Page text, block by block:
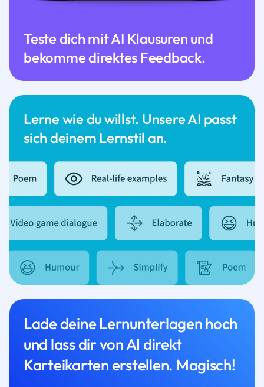
Lerne wie du willst. Unsere AI passt
sich deinem Lernstil an.
Teste dich mit AI Klausuren und
bekomme direktes Feedback.
Lade deine Lernunterlagen hoch
und lass dir von AI direkt
Karteikarten erstellen. Magisch!